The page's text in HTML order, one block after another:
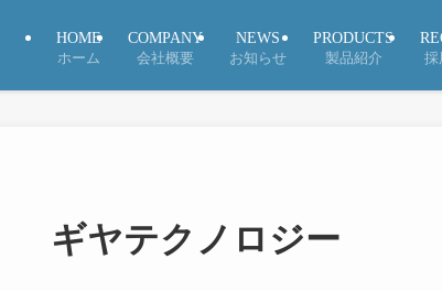
HOME
ホーム
COMPANY
会社概要
NEWS
お知らせ
PRODUCTS
製品紹介
採
ギヤテクノロジー